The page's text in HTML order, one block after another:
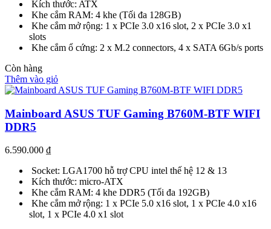
Kích thước: ATX
Khe cắm RAM: 4 khe (Tối đa 128GB)
Khe cắm mở rộng: 1 x PCIe 3.0 x16 slot, 2 x PCIe 3.0 x1
slots
Khe cắm ổ cứng: 2 x M.2 connectors, 4 x SATA 6Gb/s ports
Còn hàng
Thêm vào giỏ
Mainboard ASUS TUF Gaming B760M-BTF WIFI
DDR5
6.590.000 ₫
Socket: LGA1700 hỗ trợ CPU intel thế hệ 12 & 13
Kích thước: micro-ATX
Khe cắm RAM: 4 khe DDR5 (Tối đa 192GB)
Khe cắm mở rộng: 1 x PCIe 5.0 x16 slot, 1 x PCIe 4.0 x16
slot, 1 x PCIe 4.0 x1 slot